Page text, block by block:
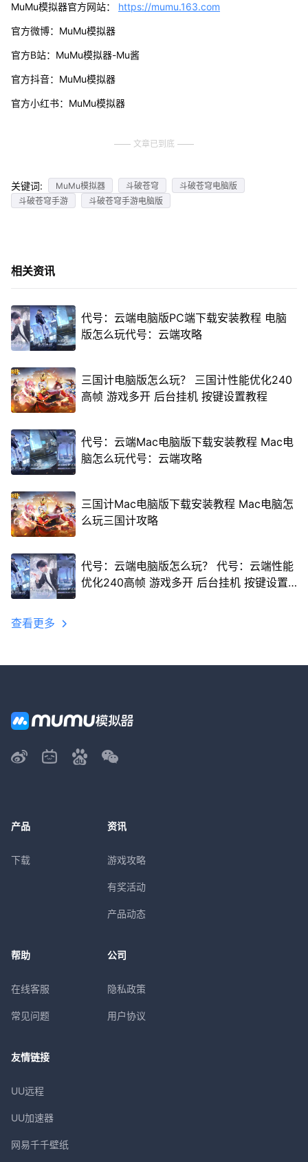
MuMu模拟器官方网站： https://mumu.163.com
官方微博：MuMu模拟器
官方B站：MuMu模拟器-Mu酱
官方抖音：MuMu模拟器
官方小红书：MuMu模拟器
文章已到底
关键词: MuMu模拟器 斗破苍穹
斗破苍穹电脑版
斗破苍穹手游
斗破苍穹手游电脑版
相关资讯
代号：云端电脑版PC端下载安装教程 电脑
版怎么玩代号：云端攻略
三国计电脑版怎么玩？ 三国计性能优化240
高帧 游戏多开 后台挂机 按键设置教程
代号：云端Mac电脑版下载安装教程 Mac电
脑怎么玩代号：云端攻略
三国计Mac电脑版下载安装教程 Mac电脑怎
么玩三国计攻略
代号：云端电脑版怎么玩？ 代号：云端性能
优化240高帧 游戏多开 后台挂机 按键设置
查看更多
产品
下载
资讯
游戏攻略
有奖活动
产品动态
帮助
在线客服
常见问题
公司
隐私政策
用户协议
友情链接
UU远程
UU加速器
网易千千壁纸